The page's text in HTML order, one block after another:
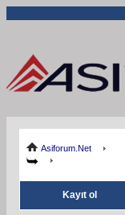
Asiforum.Net
Kayıt ol